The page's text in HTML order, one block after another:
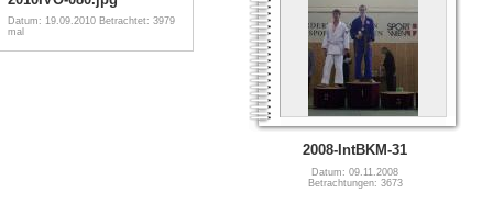
Datum: 19.09.2010 Betrachtet: 3979
mal
2008-IntBKM-31
Datum: 09.11.2008
Betrachtungen: 3673